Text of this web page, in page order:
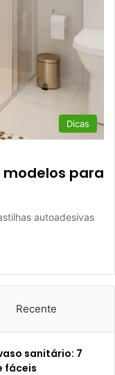
Dicas
para
autoadesivas
Recente
sanitário: 7
fáceis